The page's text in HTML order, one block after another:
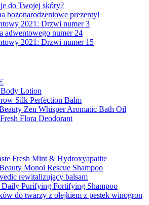
do Twojej skóry?
bożonarodzeniowe prezenty!
2021: Drzwi numer 3
adwentowego numer 24
2021: Drzwi numer 15
Lotion
Silk Perfection Balm
Zen Whisper Aromatic Bath Oil
Flora Deodorant
Fresh Mint & Hydroxyapatite
Monoi Rescue Shampoo
rewitalizujący balsam
Daily Purifying Fortifying Shampoo
do twarzy z olejkiem z pestek winogron